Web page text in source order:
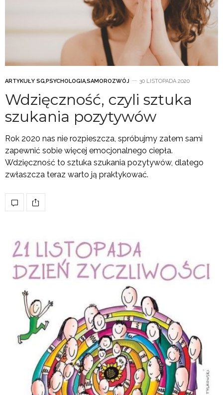
ARTYKUŁY SG,PSYCHOLOGIA,SAMOROZWÓJ 30 LISTOPADA 2020
Wdzięczność, czyli sztuka
szukania pozytywów
Rok 2020 nas nie rozpieszcza, spróbujmy zatem sami
zapewnić sobie więcej emocjonalnego ciepła.
Wdzięczność to sztuka szukania pozytywów, dlatego
zwłaszcza teraz warto ją praktykować.